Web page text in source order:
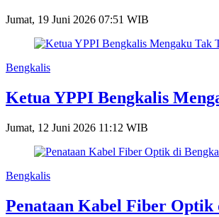
Jumat, 19 Juni 2026 07:51 WIB
Bengkalis
Ketua YPPI Bengkalis
Jumat, 12 Juni 2026 11:12 WIB
Bengkalis
Penataan Kabel Fiber